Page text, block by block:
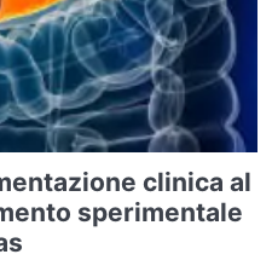
clinica al
sperimentale